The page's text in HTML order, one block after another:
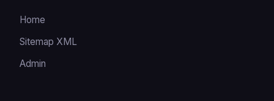
Home
Sitemap XML
Admin